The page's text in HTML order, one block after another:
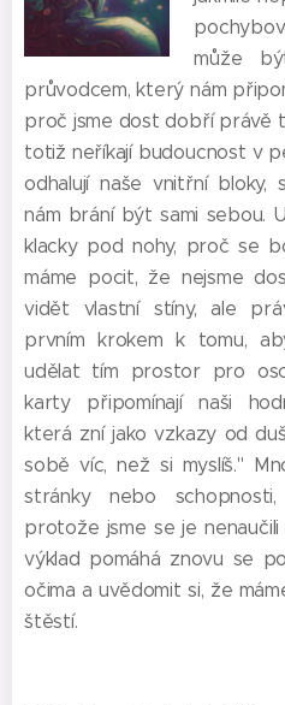
může
průvodcem, který nám
proč jsme dost dobří právě
totiž neříkají budoucnost v
odhalují naše vnitřní
nám brání být sami sebou.
klacky pod nohy, proč se
máme pocit, že nejsme
vidět vlastní stíny, ale
prvním krokem k tomu,
udělat tím prostor pro
karty připomínají naši
která zní jako vzkazy od
sobě víc, než si myslíš."
stránky nebo
protože jsme se je
výklad pomáhá znovu se
očima a uvědomit si, že
štěstí.